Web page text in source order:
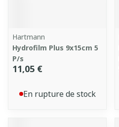
Hartmann
Hydrofilm Plus 9x15cm 5
P/s
11,05 €
En rupture de stock